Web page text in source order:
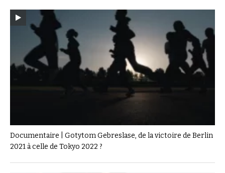
Documentaire | Gotytom Gebreslase, de la victoire de Berlin
2021 à celle de Tokyo 2022 ?